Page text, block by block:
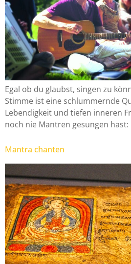
Egal ob du glaubst, singen zu
Stimme ist eine schlummernde
Lebendigkeit und tiefen inneren
noch nie Mantren gesungen
Mantra chanten